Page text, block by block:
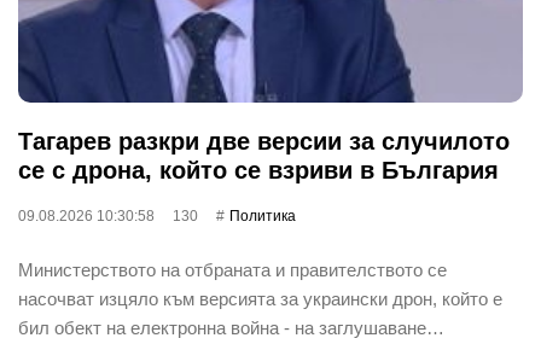
Тагарев разкри две версии за случилото
се с дрона, който се взриви в България
09.08.2026 10:30:58 130 Политика
Министерството на отбраната и правителството се
насочват изцяло към версията за украински дрон, който е
бил обект на електронна война - на заглушаване…